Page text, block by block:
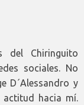
del Chiringuito
sociales. No
D´Alessandro y
actitud hacia mí.